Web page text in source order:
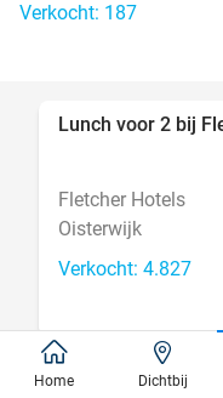
Verkocht: 187
Lunch voor 2 bij
Fletcher Hotels
Oisterwijk
Verkocht: 4.827
Home Dichtbij